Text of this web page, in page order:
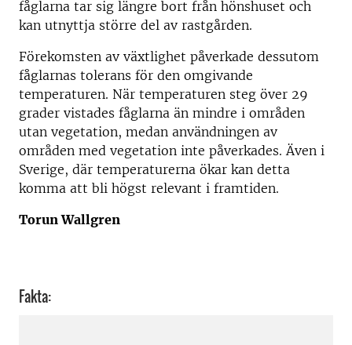
fåglarna tar sig längre bort från hönshuset och
kan utnyttja större del av rastgården.
Förekomsten av växtlighet påverkade dessutom
fåglarnas tolerans för den omgivande
temperaturen. När temperaturen steg över 29
grader vistades fåglarna än mindre i områden
utan vegetation, medan användningen av
områden med vegetation inte påverkades. Även i
Sverige, där temperaturerna ökar kan detta
komma att bli högst relevant i framtiden.
Torun Wallgren
Fakta: